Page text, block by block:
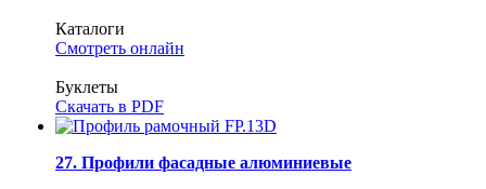
Каталоги
Смотреть онлайн
Буклеты
Скачать в PDF
27. Профили фасадные алюминиевые